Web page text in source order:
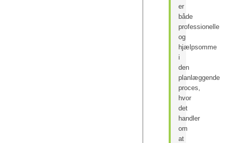
er
både
professionelle
og
hjælpsomme
i
den
planlæggende
proces,
hvor
det
handler
om
at